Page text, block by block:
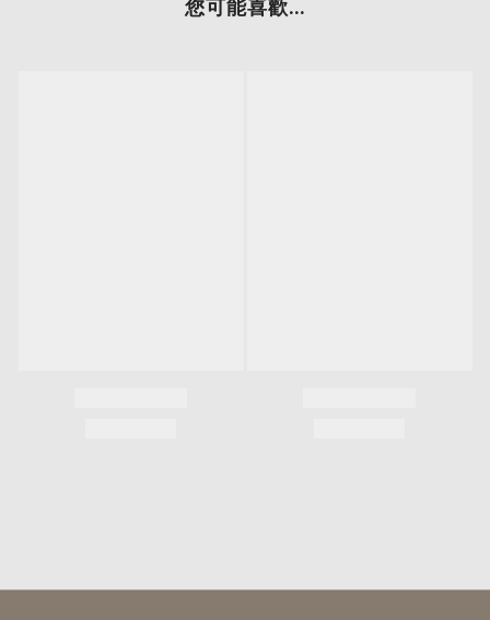
您可能喜歡...